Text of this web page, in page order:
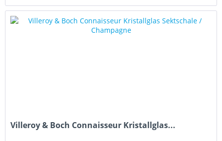
Villeroy & Boch Connaisseur Kristallglas...